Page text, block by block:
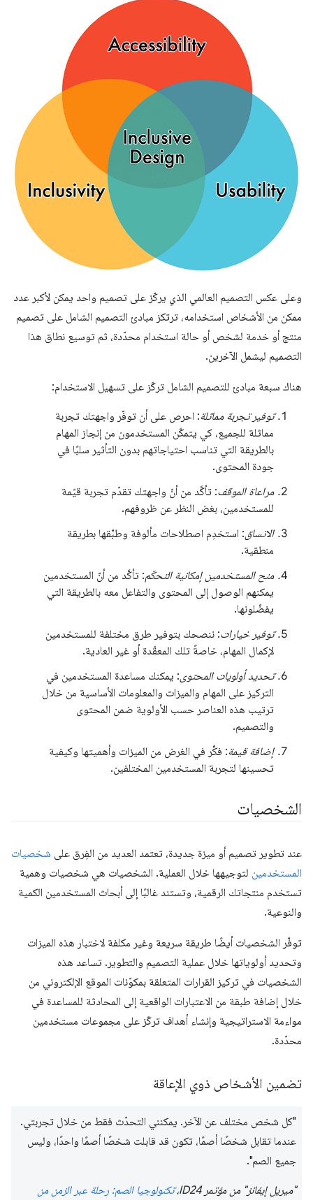
وعلى عكس التصميم العالمي الذي يركّز على تصميم واحد يمكن لأكبر عدد
ممكن من الأشخاص استخدامه، ترتكز مبادئ التصميم الشامل على تصميم
منتج أو خدمة لشخص أو حالة استخدام محدّدة، ثم توسيع نطاق هذا
التصميم ليشمل الآخرين.
هناك سبعة مبادئ للتصميم الشامل تركّز على تسهيل الاستخدام:
توفير تجربة مماثلة: احرص على أن توفّر واجهتك تجربة
مماثلة للجميع، كي يتمكّن المستخدمون من إنجاز المهام
بالطريقة التي تناسب احتياجاتهم بدون التأثير سلبًا في
جودة المحتوى.
مراعاة الموقف: تأكَّد من أنّ واجهتك تقدّم تجربة قيّمة
للمستخدمين، بغض النظر عن ظروفهم.
الاتساق: استخدِم اصطلاحات مألوفة وطبِّقها بطريقة
منطقية.
منح المستخدمين إمكانية التحكّم: تأكَّد من أنّ المستخدمين
يمكنهم الوصول إلى المحتوى والتفاعل معه بالطريقة التي
يفضّلونها.
توفير خيارات: ننصحك بتوفير طرق مختلفة للمستخدمين
لإكمال المهام، خاصةً تلك المعقّدة أو غير العادية.
تحديد أولويات المحتوى: يمكنك مساعدة المستخدمين في
التركيز على المهام والميزات والمعلومات الأساسية من خلال
ترتيب هذه العناصر حسب الأولوية ضمن المحتوى
والتصميم.
إضافة قيمة: فكِّر في الغرض من الميزات وأهميتها وكيفية
تحسينها لتجربة المستخدمين المختلفين.
الشخصيات
عند تطوير تصميم أو ميزة جديدة، تعتمد العديد من الفِرق على شخصيات
المستخدمين لتوجيهها خلال العملية. الشخصيات هي شخصيات وهمية
تستخدم منتجاتك الرقمية، وتستند غالبًا إلى أبحاث المستخدمين الكمية
والنوعية.
توفّر الشخصيات أيضًا طريقة سريعة وغير مكلفة لاختبار هذه الميزات
وتحديد أولوياتها خلال عملية التصميم والتطوير. تساعد هذه
الشخصيات في تركيز القرارات المتعلقة بمكوّنات الموقع الإلكتروني من
خلال إضافة طبقة من الاعتبارات الواقعية إلى المحادثة للمساعدة في
مواءمة الاستراتيجية وإنشاء أهداف تركّز على مجموعات مستخدمين
محدّدة.
تضمين الأشخاص ذوي الإعاقة
"كل شخص مختلف عن الآخر. يمكنني التحدّث فقط من خلال تجربتي.
عندما تقابل شخصًا أصمًا، تكون قد قابلت شخصًا أصمًا واحدًا، وليس
جميع الصم".
"ميريل إيفانز" من مؤتمر ID24،
تكنولوجيا الصم: رحلة عبر الزمن من